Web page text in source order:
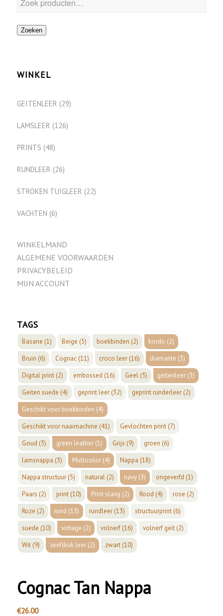
Zoeken
WINKEL
GEITENLEER (29)
LAMSLEER (126)
PRINTS (48)
RUNDLEER (26)
STROKEN TUIGLEER (22)
VACHTEN (6)
WINKELMAND
ALGEMENE VOORWAARDEN
PRIVACYBELEID
MIJN ACCOUNT
TAGS
Basane (1) Beige (5) boekbinden (2) bordo (2)
Bruin (6) Cognac(11) croco leer(16) diamante (3)
Digital print(2) embossed (16) Geel(3) geitenleer(3)
Geiten suede (4) geprint leer(32) geprint runderleer(2)
Geschikt voor boekbinden (4)
Geschikt voor naaimachine (41) Gevlochten print(7)
Goud (3) green leather(1) Grijs (9) groen (6)
lamsnappa (3) Multicolor(4) Nappa (18)
Nappa structuur(5) natural(2) navy(3) ongeverfd (1)
Paars (2) print(10) Print slang (2) Rood (4) rose (2)
Roze (2) rund (13) rundleer(13) structuurprint(6)
suede (10) vintage (2) volnerf(16) volnerf geit(2)
Wit(9) zeefdruk leer(2) zwart(10)
Cognac Tan Nappa
€26.00